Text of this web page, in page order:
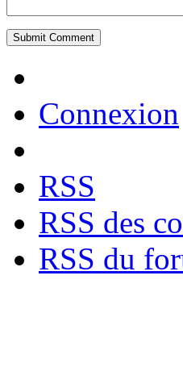
Connexion
RSS
RSS des
RSS du